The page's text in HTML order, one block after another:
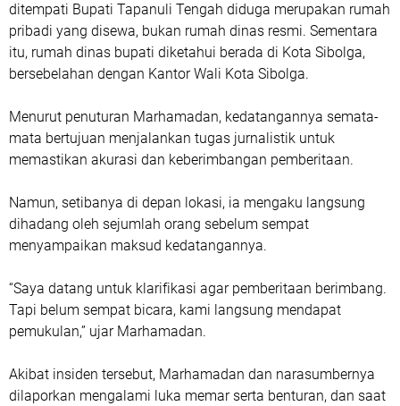
ditempati Bupati Tapanuli Tengah diduga merupakan rumah
pribadi yang disewa, bukan rumah dinas resmi. Sementara
itu, rumah dinas bupati diketahui berada di Kota Sibolga,
bersebelahan dengan Kantor Wali Kota Sibolga.
Menurut penuturan Marhamadan, kedatangannya semata-
mata bertujuan menjalankan tugas jurnalistik untuk
memastikan akurasi dan keberimbangan pemberitaan.
Namun, setibanya di depan lokasi, ia mengaku langsung
dihadang oleh sejumlah orang sebelum sempat
menyampaikan maksud kedatangannya.
“Saya datang untuk klarifikasi agar pemberitaan berimbang.
Tapi belum sempat bicara, kami langsung mendapat
pemukulan,” ujar Marhamadan.
Akibat insiden tersebut, Marhamadan dan narasumbernya
dilaporkan mengalami luka memar serta benturan, dan saat